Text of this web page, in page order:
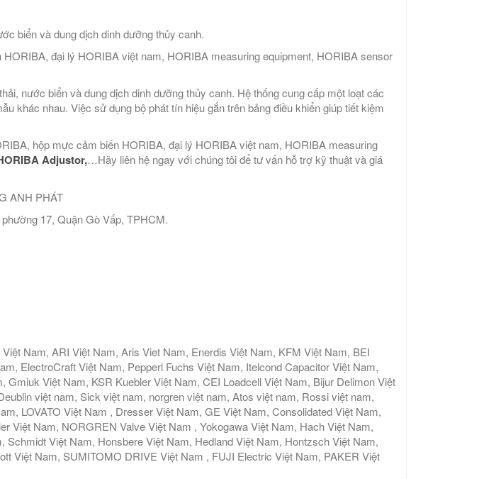
biển và dung dịch dinh dưỡng thủy canh.
đại lý HORIBA việt nam, HORIBA measuring equipment, HORIBA sensor
nước biển và dung dịch dinh dưỡng thủy canh. Hệ thống cung cấp một loạt các
khác nhau. Việc sử dụng bộ phát tín hiệu gắn trên bảng điều khiển giúp tiết kiệm
hộp mực cảm biến HORIBA, đại lý HORIBA việt nam, HORIBA measuring
Adjustor,…Hãy liên hệ ngay với chúng tôi để tư vấn hỗ trợ kỹ thuật và giá
ANH PHÁT
17, Quận Gò Vấp, TPHCM.
Nam, ARI Việt Nam, Aris Viet Nam, Enerdis Việt Nam, KFM Việt Nam, BEI
ElectroCraft Việt Nam, Pepperl Fuchs Việt Nam, Itelcond Capacitor Việt Nam,
Gmiuk Việt Nam, KSR Kuebler Việt Nam, CEI Loadcell Việt Nam, Bijur Delimon Việt
việt nam, Sick việt nam, norgren việt nam, Atos việt nam, Rossi việt nam,
LOVATO Việt Nam , Dresser Việt Nam, GE Việt Nam, Consolidated Việt Nam,
Việt Nam, NORGREN Valve Việt Nam , Yokogawa Việt Nam, Hach Việt Nam,
Schmidt Việt Nam, Honsbere Việt Nam, Hedland Việt Nam, Hontzsch Việt Nam,
Việt Nam, SUMITOMO DRIVE Việt Nam , FUJI Electric Việt Nam, PAKER Việt